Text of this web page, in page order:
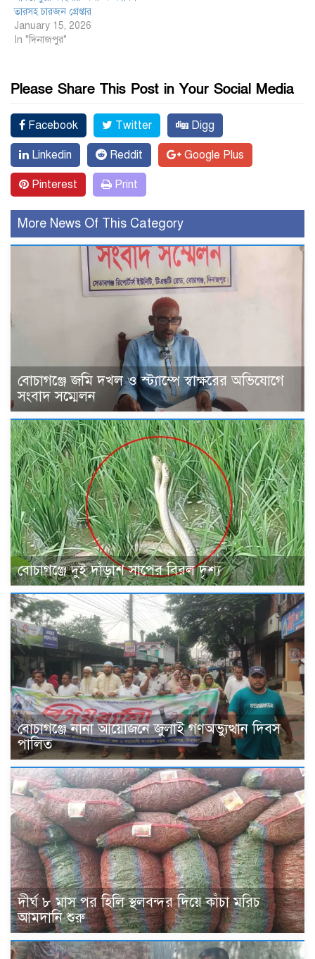
তারসহ চারজন গ্রেপ্তার
January 15, 2026
In "দিনাজপুর"
Please Share This Post in Your Social Media
Facebook Twitter Digg
Linkedin Reddit Google Plus
Pinterest Print
More News Of This Category
বোচাগঞ্জে জমি দখল ও স্ট্যাম্পে স্বাক্ষরের অভিযোগে
সংবাদ সম্মেলন
বোচাগঞ্জে দুই দাঁড়াশ সাপের বিরল দৃশ্য
বোচাগঞ্জে নানা আয়োজনে জুলাই গণঅভ্যুত্থান দিবস
পালিত
দীর্ঘ ৮ মাস পর হিলি স্থলবন্দর দিয়ে কাঁচা মরিচ
আমদানি শুরু